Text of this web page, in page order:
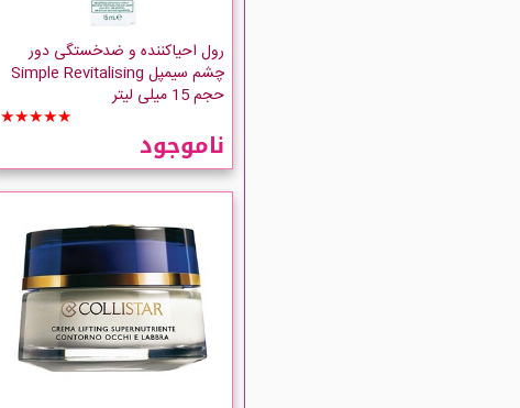
رول احیاکننده و ضدخستگی دور
چشم سیمپل Simple Revitalising
حجم 15 میلی لیتر
★★★★★
ناموجود